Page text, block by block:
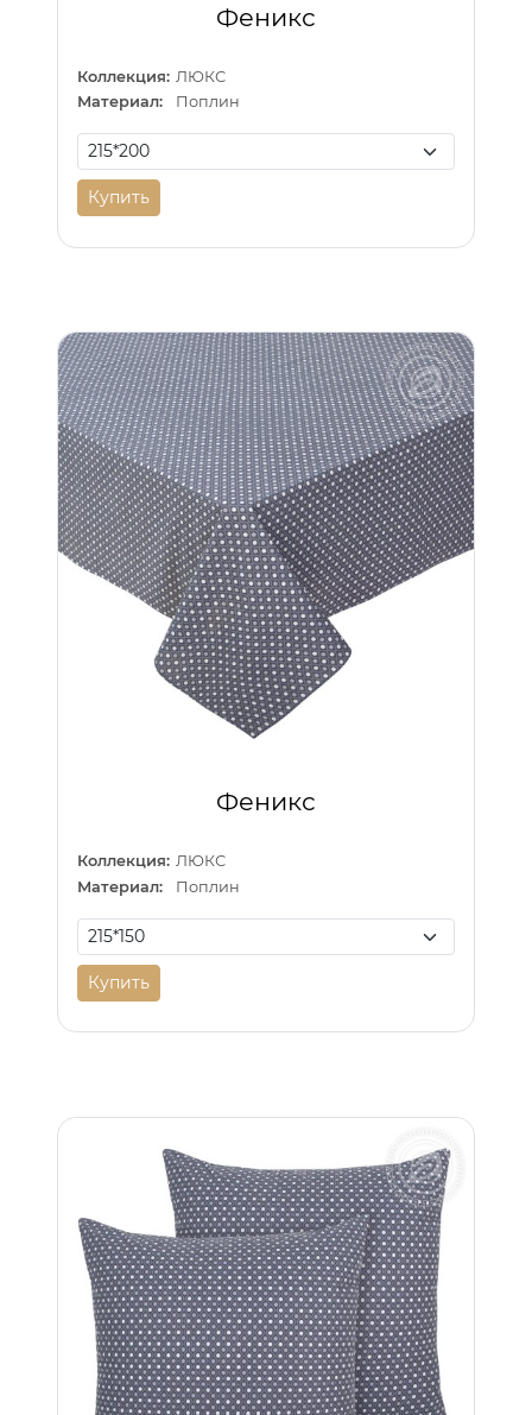
Феникс
Коллекция: ЛЮКС
Материал:
Поплин
Купить
Феникс
Коллекция: ЛЮКС
Материал:
Поплин
Купить